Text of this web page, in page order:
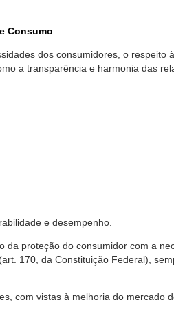
Consumo
dos consumidores, o respeito
a transparência e harmonia das
e desempenho.
proteção do consumidor com a
170, da Constituição Federal),
com vistas à melhoria do mercado